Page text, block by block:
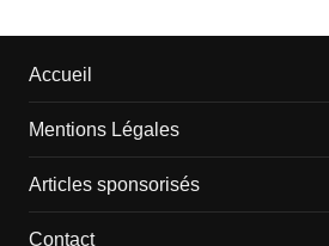
Accueil
Mentions Légales
Articles sponsorisés
Contact